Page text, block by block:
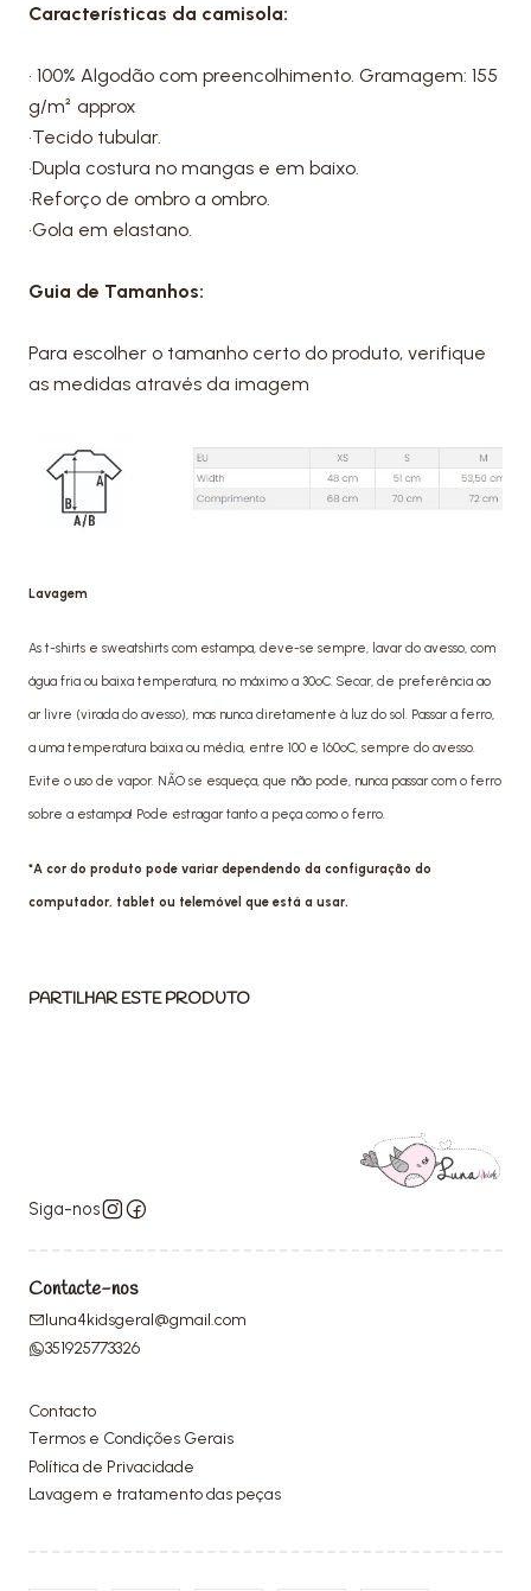
Características da camisola:
• 100% Algodão com preencolhimento. Gramagem: 155
g/m² approx
•Tecido tubular.
•Dupla costura no mangas e em baixo.
•Reforço de ombro a ombro.
•Gola em elastano.
Guia de Tamanhos:
Para escolher o tamanho certo do produto, verifique
as medidas através da imagem
Lavagem
As t-shirts e sweatshirts com estampa, deve-se sempre, lavar do avesso, com
água fria ou baixa temperatura, no máximo a 30ºC. Secar, de preferência ao
ar livre (virada do avesso), mas nunca diretamente à luz do sol. Passar a ferro,
a uma temperatura baixa ou média, entre 100 e 160ºC, sempre do avesso.
Evite o uso de vapor. NÃO se esqueça, que não pode, nunca passar com o ferro
sobre a estampa! Pode estragar tanto a peça como o ferro.
*A cor do produto pode variar dependendo da configuração do
computador, tablet ou telemóvel que está a usar.
PARTILHAR ESTE PRODUTO
Siga-nos
Contacte-nos
luna4kidsgeral@gmail.com
351925773326
Contacto
Termos e Condições Gerais
Política de Privacidade
Lavagem e tratamento das peças